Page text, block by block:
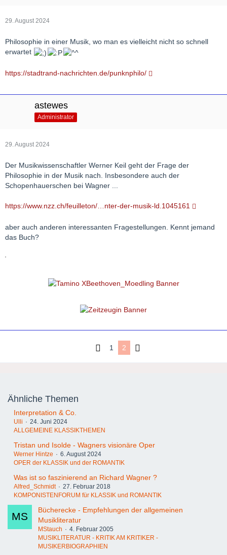
29. August 2024
Philosophie in einer Musik, wo man es vielleicht nicht so schnell
erwartet
https://stadtrand-nachrichten.de/punknphilo/
astewes
Administrator
29. August 2024
Der Musikwissenschaftler Werner Keil geht der Frage der
Philosophie in der Musik nach. Insbesondere auch der
Schopenhauerschen bei Wagner ...
https://www.nzz.ch/feuilleton/…nter-der-musik-ld.1045161
aber auch anderen interessanten Fragestellungen. Kennt jemand
das Buch?
1 2
Ähnliche Themen
Interpretation & Co.
Ulli
24. Juni 2024
ALLGEMEINE KLASSIKTHEMEN
Tristan und Isolde - Wagners visionäre Oper
Werner Hintze
6. August 2024
OPER der KLASSIK und der ROMANTIK
Was ist so faszinierend an Richard Wagner ?
Alfred_Schmidt
27. Februar 2018
KOMPONISTENFORUM für KLASSIK und ROMANTIK
Bücherecke - Empfehlungen der allgemeinen
Musikliteratur
MStauch
4. Februar 2005
MUSIKLITERATUR - KRITIK AM KRITIKER -
MUSIKERBIOGRAPHIEN